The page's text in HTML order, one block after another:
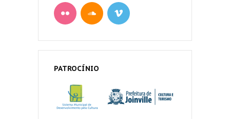
PATROCÍNIO